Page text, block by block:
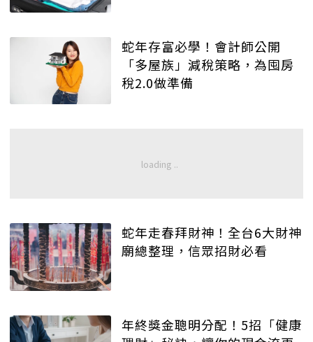
蛇年存富必學！會計師公開
「多屋族」減稅策略，為囤房
稅2.0做準備
蛇年走春拜財神！全台6大財神
廟總整理，信眾招財必看
年終獎金聰明分配！5招「健康